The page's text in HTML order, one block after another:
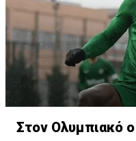
Στον Ολυμπιακό